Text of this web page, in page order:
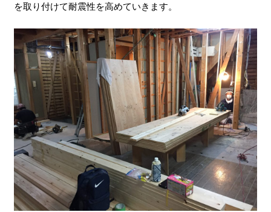
を取り付けて耐震性を高めていきます。